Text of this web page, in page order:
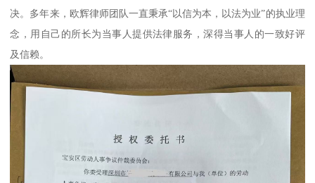
决。多年来，欧辉律师团队一直秉承“以信为本，以法为业”的执业理
念，用自己的所长为当事人提供法律服务，深得当事人的一致好评
及信赖。